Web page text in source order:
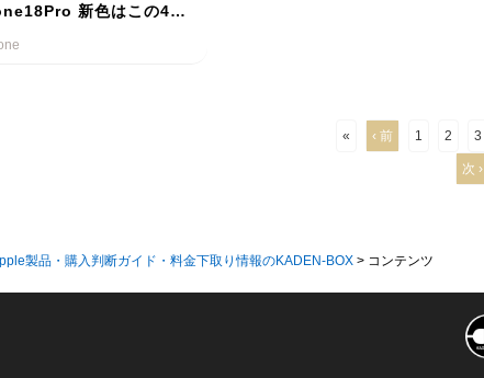
新色はこの4…
« ‹ 前 1 2 3
次 ›
製品・購入判断ガイド・料金下取り情報のKADEN-BOX > コンテンツ